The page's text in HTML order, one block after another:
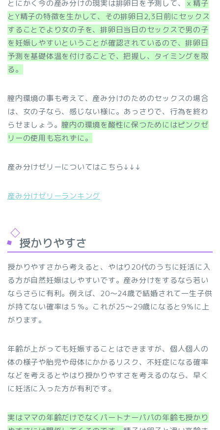
とにかく今の産み分けの現実は排卵日を予測して、
ｘ精子
とY精子の特徴を生かして、その排卵日2,3日前にセックス
することでより女の子を、排卵日当日のセックスで男の子
を妊娠しやすいということが確認されているので、排卵日
予測を基礎体温を付けることで、把握し、タイミングを取
る。
膣内環境の事も考えて、産み分けのためのセックスの場合
は、女の子なら、感じない様に。あっさりで、行為を終わ
らせましょう。膣内の環境を酸性に保つためにはピンクゼ
リーの使用も忘れずに。
産み分けゼリーについてはこちら↓↓↓
産み分けゼリーランキング
授かりやすさ
授かりやすさから考えると、やはり20代のうちに妊活に入
る方が自然妊娠はしやすいです。産み分けをするなら若い
ならさらに有利。例えば、20～24歳で結婚されて一生子供
が持てない確率は５％。これが25～29歳になると9％に上
がります。
年齢が上がっても妊娠することはできますが、個人個人の
体の様子や胎児や母体にかかるリスク、不妊症になる確率
などを考えるとやはり授かりやすさを考えるのなら、早く
に妊活に入った方が有利です。
実はママの年齢だけでなくパートナーパパの年齢も授かり